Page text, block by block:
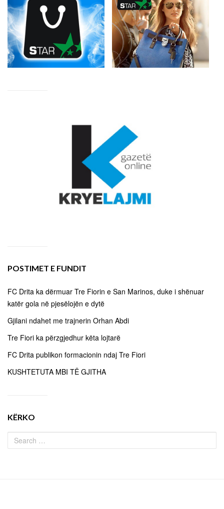
POSTIMET E FUNDIT
FC Drita ka dërmuar Tre Fiorin e San Marinos, duke i shënuar
katër gola në pjesëlojën e dytë
Gjilani ndahet me trajnerin Orhan Abdi
Tre Fiori ka përzgjedhur këta lojtarë
FC Drita publikon formacionin ndaj Tre Fiori
KUSHTETUTA MBI TË GJITHA
KËRKO